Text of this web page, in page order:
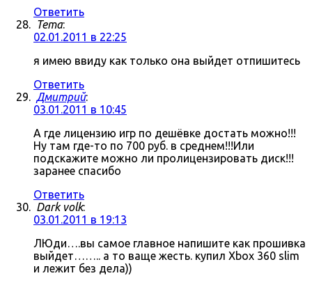
Ответить
Tema:
02.01.2011 в 22:25
я имею ввиду как только она выйдет отпишитесь
Ответить
Дмитрий:
03.01.2011 в 10:45
А где лицензию игр по дешёвке достать можно!!!
Ну там где-то по 700 руб. в среднем!!!Или
подскажите можно ли пролицензировать диск!!!
заранее спасибо
Ответить
Dark volk:
03.01.2011 в 19:13
ЛЮди….вы самое главное напишите как прошивка
выйдет…….. а то ваще жесть. купил Xbox 360 slim
и лежит без дела))